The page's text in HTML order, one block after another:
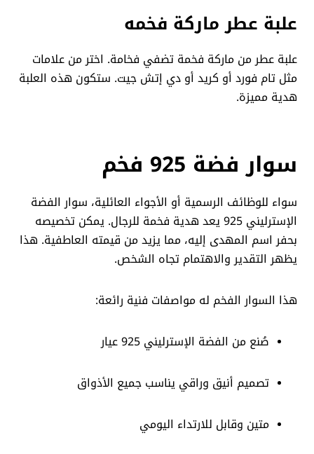
علبة عطر ماركة فخمه
علبة عطر من ماركة فخمة تضفي فخامة. اختر من علامات
مثل تام فورد أو كريد أو دي إتش جيت. ستكون هذه العلبة
هدية مميزة.
سوار فضة 925 فخم
سواء للوظائف الرسمية أو الأجواء العائلية، سوار الفضة
الإسترليني 925 يعد هدية فخمة للرجال. يمكن تخصيصه
بحفر اسم المهدى إليه، مما يزيد من قيمته العاطفية. هذا
يظهر التقدير والاهتمام تجاه الشخص.
هذا السوار الفخم له مواصفات فنية رائعة:
صُنع من الفضة الإسترليني 925 عيار
تصميم أنيق وراقي يناسب جميع الأذواق
متين وقابل للارتداء اليومي